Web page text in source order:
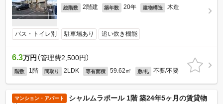
総階数 2階建 築年数 20年 建物構造 木造
バス・トイレ別 駐車場あり 追い炊き機能
6.3万円 （管理費2,500円）
階数 1階 間取り 2LDK 専有面積 59.62㎡ 敷/礼 不要/不要
マンション・アパート
シャルムラポール 1階 築24年5ヶ月の賃貸物